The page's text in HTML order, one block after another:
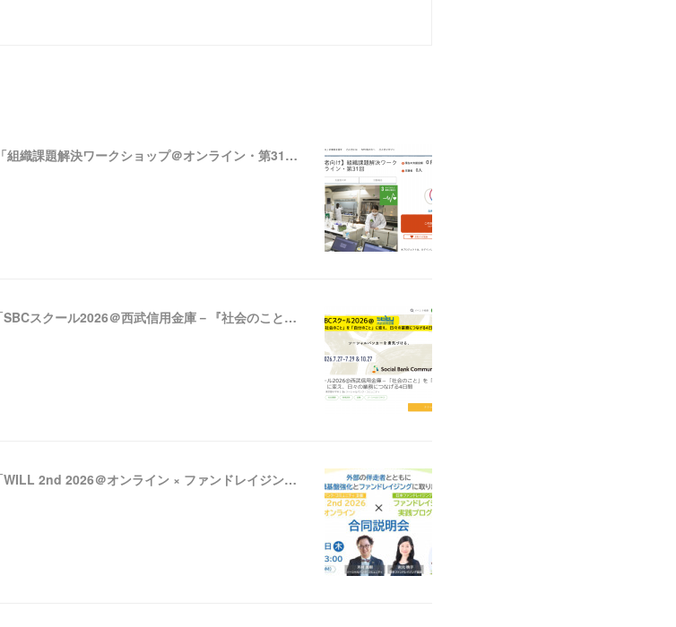
【ニュース】いわき放射能市民測定室 たらちね：「組織課題解決ワークショップ＠オンライン・第31回」の支援者募集を開始しました
【ニュース】ソーシャルバンク・コミュニティ：「SBCスクール2026＠西武信用金庫－『社会のこと』を『自分のこと』に変え、日々の業務につなげる4日間」の参加者募集を開始しました
【ニュース】ソーシャルバンク・コミュニティ：「WILL 2nd 2026＠オンライン × ファンドレイジング実践プログラム合同説明会」の参加者募集を開始しました